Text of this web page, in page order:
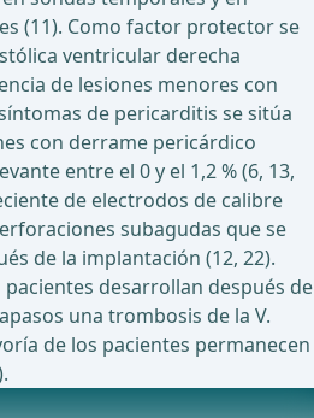
(11). Como factor protector se
ventricular derecha
de lesiones menores con
de pericarditis se sitúa
con derrame pericárdico
entre el 0 y el 1,2 % (6, 13,
de electrodos de calibre
subagudas que se
de la implantación (12, 22).
pacientes desarrollan después de
una trombosis de la V.
de los pacientes permanecen
sobre este tema